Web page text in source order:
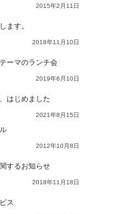
2015年2月11日
ます。
2018年11月10日
ーマのランチ会
2019年6月10日
はじめました
2021年8月15日
2012年10月8日
するお知らせ
2018年11月18日
ス